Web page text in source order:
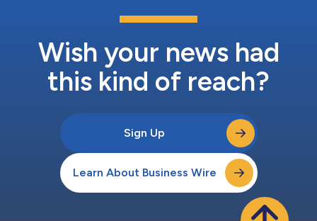
Wish your news had
this kind of reach?
Sign Up
Learn About Business Wire